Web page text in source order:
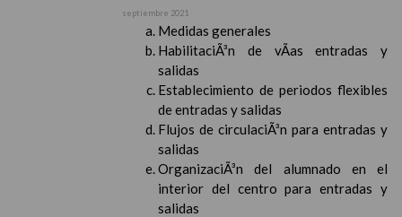
septiembre 2021
Medidas generales
HabilitaciÃ³n de vÃ­as entradas y
salidas
Establecimiento de periodos flexibles
de entradas y salidas
Flujos de circulaciÃ³n para entradas y
salidas
OrganizaciÃ³n del alumnado en el
interior del centro para entradas y
salidas